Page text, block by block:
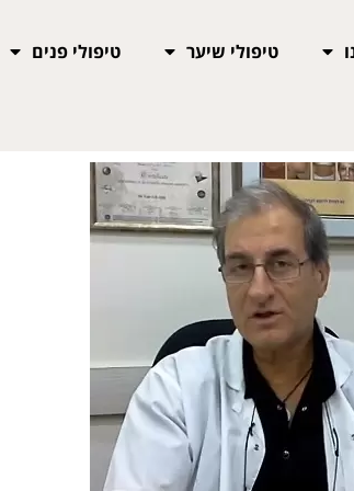
טיפולי שיער טיפולי פנים